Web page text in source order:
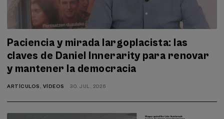
Paciencia y mirada largoplacista: las
claves de Daniel Innerarity para renovar
y mantener la democracia
ARTÍCULOS , VÍDEOS 30. JUL, 2026